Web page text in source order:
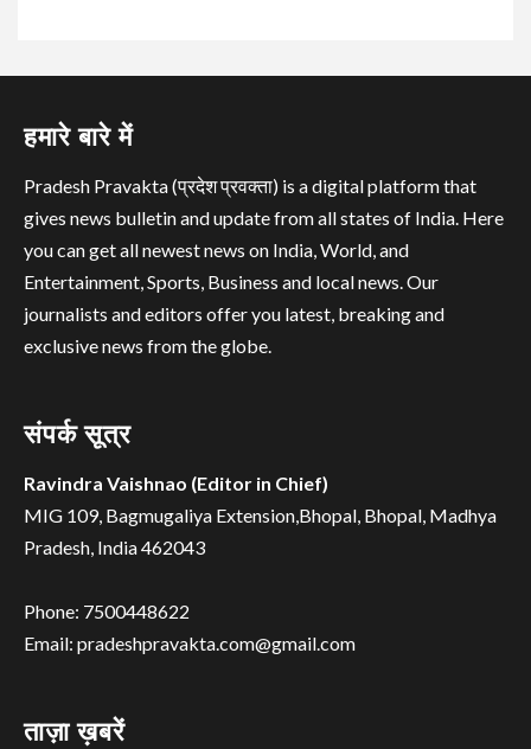
हमारे बारे में
Pradesh Pravakta (प्रदेश प्रवक्ता) is a digital platform that
gives news bulletin and update from all states of India. Here
you can get all newest news on India, World, and
Entertainment, Sports, Business and local news. Our
journalists and editors offer you latest, breaking and
exclusive news from the globe.
संपर्क सूत्र
Ravindra Vaishnao (Editor in Chief)
MIG 109, Bagmugaliya Extension,Bhopal, Bhopal, Madhya
Pradesh, India 462043
Phone: 7500448622
Email: pradeshpravakta.com@gmail.com
ताज़ा ख़बरें